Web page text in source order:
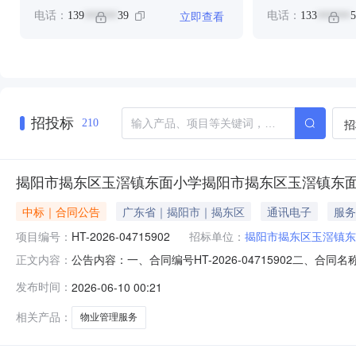
电话： 139 ****** 39 立即查看 电话： 133******
招投标 210
揭阳市揭东区玉滘镇东面小学揭阳市揭东区玉滘镇东
中标｜合同公告 广东省｜揭阳市｜揭东区 通讯电子
服务
项目编号： HT-2026-04715902 招标单位： 揭阳市揭东区玉滘镇
正文内容： 公告内容：一、合同编号HT-2026-04715902二、合同
方)：揭阳市揭东区博达教育咨询有限公司地址：埔田镇
发布时间： 2026-06-10 00:21
相关产品：
物业管理服务